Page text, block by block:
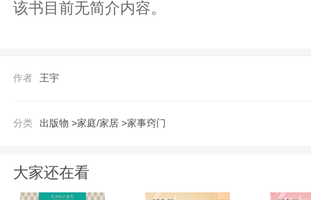
该书目前无简介内容。
作者 王宇
分类 出版物 >家庭/家居 >家事窍门
大家还在看